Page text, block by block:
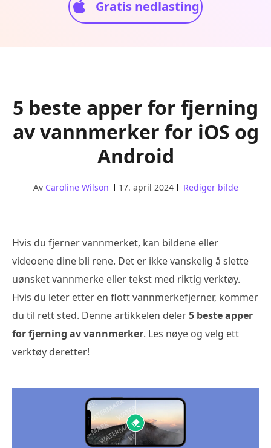
Gratis nedlasting
5 beste apper for fjerning
av vannmerker for iOS og
Android
Av Caroline Wilson 17. april 2024 Rediger bilde
Hvis du fjerner vannmerket, kan bildene eller
videoene dine bli rene. Det er ikke vanskelig å slette
uønsket vannmerke eller tekst med riktig verktøy.
Hvis du leter etter en flott vannmerkefjerner, kommer
du til rett sted. Denne artikkelen deler5 beste apper
for fjerning av vannmerker. Les nøye og velg ett
verktøy deretter!